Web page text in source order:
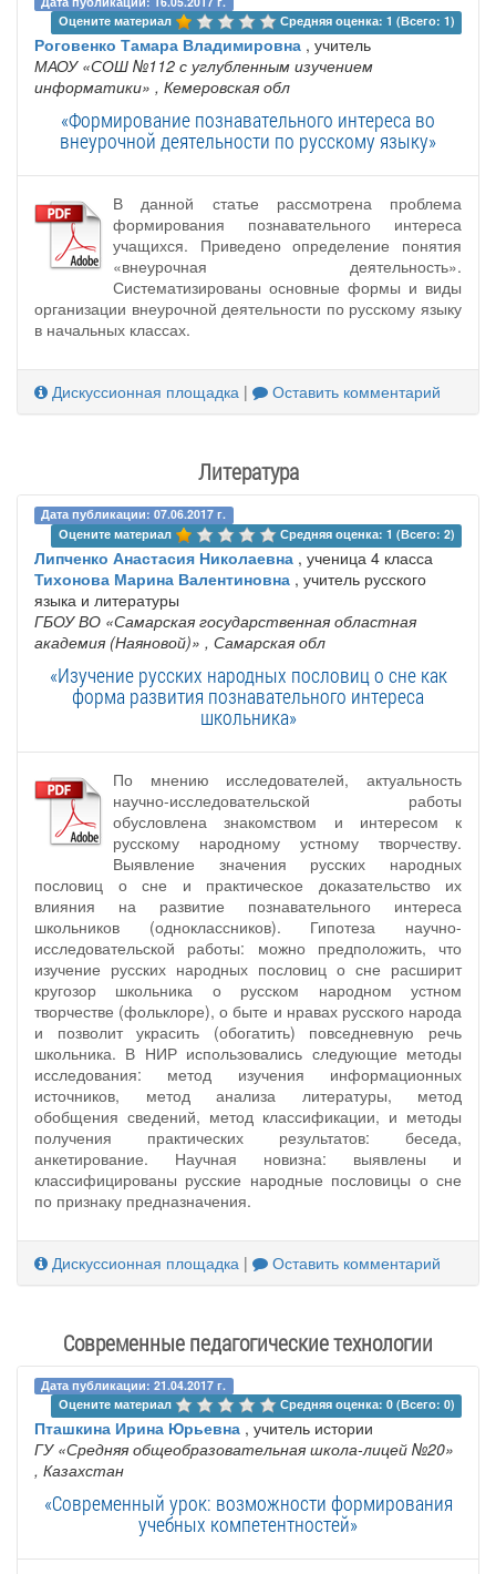
Оцените материал
Средняя оценка: 1 (Всего: 1)
Роговенко Тамара Владимировна , учитель
МАОУ «СОШ №112 с углубленным изучением
информатики» , Кемеровская обл
«Формирование познавательного интереса во
внеурочной деятельности по русскому языку»
В данной статье рассмотрена проблема
формирования познавательного интереса
учащихся. Приведено определение понятия
«внеурочная деятельность».
Систематизированы основные формы и виды
организации внеурочной деятельности по русскому языку
в начальных классах.
Дискуссионная площадка | Оставить комментарий
Литература
Дата публикации: 07.06.2017 г.
Оцените материал
Средняя оценка: 1 (Всего: 2)
Липченко Анастасия Николаевна , ученица 4 класса
Тихонова Марина Валентиновна , учитель русского
языка и литературы
ГБОУ ВО «Самарская государственная областная
академия (Наяновой)» , Самарская обл
«Изучение русских народных пословиц о сне как
форма развития познавательного интереса
школьника»
По мнению исследователей, актуальность
научно-исследовательской работы
обусловлена знакомством и интересом к
русскому народному устному творчеству.
Выявление значения русских народных
пословиц о сне и практическое доказательство их
влияния на развитие познавательного интереса
школьников (одноклассников). Гипотеза научно-
исследовательской работы: можно предположить, что
изучение русских народных пословиц о сне расширит
кругозор школьника о русском народном устном
творчестве (фольклоре), о быте и нравах русского народа
и позволит украсить (обогатить) повседневную речь
школьника. В НИР использовались следующие методы
исследования: метод изучения информационных
источников, метод анализа литературы, метод
обобщения сведений, метод классификации, и методы
получения практических результатов: беседа,
анкетирование. Научная новизна: выявлены и
классифицированы русские народные пословицы о сне
по признаку предназначения.
Дискуссионная площадка | Оставить комментарий
Современные педагогические технологии
Дата публикации: 21.04.2017 г.
Оцените материал
Средняя оценка: 0 (Всего: 0)
Пташкина Ирина Юрьевна , учитель истории
ГУ «Средняя общеобразовательная школа-лицей №20»
, Казахстан
«Современный урок: возможности формирования
учебных компетентностей»